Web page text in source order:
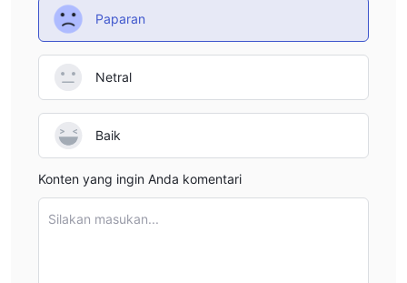
Paparan
Netral
Baik
Konten yang ingin Anda komentari
Silakan masukan...